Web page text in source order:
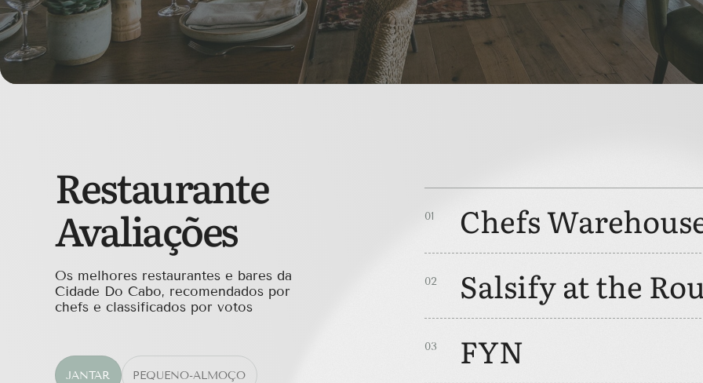
Restaurante
Avaliações
Os melhores restaurantes e bares da
Cidade Do Cabo, recomendados por
chefs e classificados por votos
JANTAR PEQUENO-ALMOÇO
01 Chefs
02 Salsify at the
03 FYN